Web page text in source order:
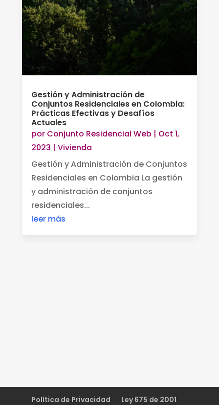
Gestión y Administración de
Conjuntos Residenciales en Colombia:
Prácticas Efectivas y Desafíos
Actuales
por Conjunto Residencial Web | Oct 1,
2023 | Vivienda
Gestión y Administración de Conjuntos
Residenciales en Colombia La gestión
y administración de conjuntos
residenciales...
leer más
Política de Privacidad Ley 675 de 2001